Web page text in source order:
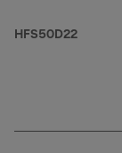
HFS50D22